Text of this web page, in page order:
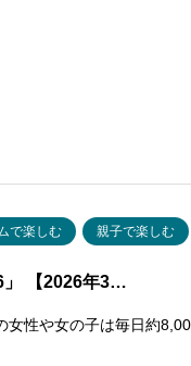
で楽しむ 親子で楽しむ
」 【2026年3…
性や女の子は毎日約